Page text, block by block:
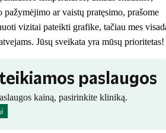
pažymėjimo ar vaistų pratęsimo, prašome
vizitai pateikti grafike, tačiau mes
Jūsų sveikata yra mūsų prioritetas!
paslaugos
kainą, pasirinkite kliniką.